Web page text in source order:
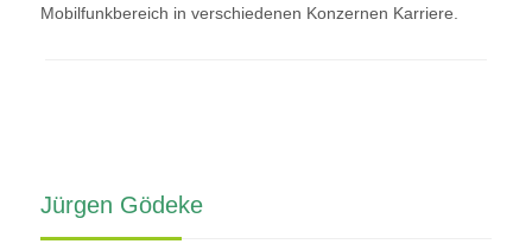
Mobilfunkbereich in verschiedenen Konzernen Karriere.
Jürgen Gödeke